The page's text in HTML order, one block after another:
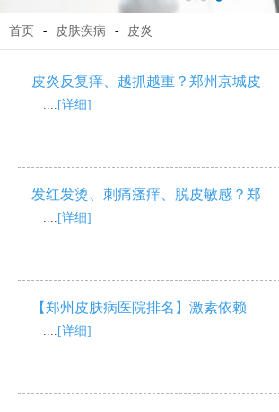
首页 - 皮肤疾病 - 皮炎
皮炎反复痒、越抓越重？郑州京城皮
.... [详细]
发红发烫、刺痛瘙痒、脱皮敏感？郑
.... [详细]
【郑州皮肤病医院排名】激素依赖
.... [详细]